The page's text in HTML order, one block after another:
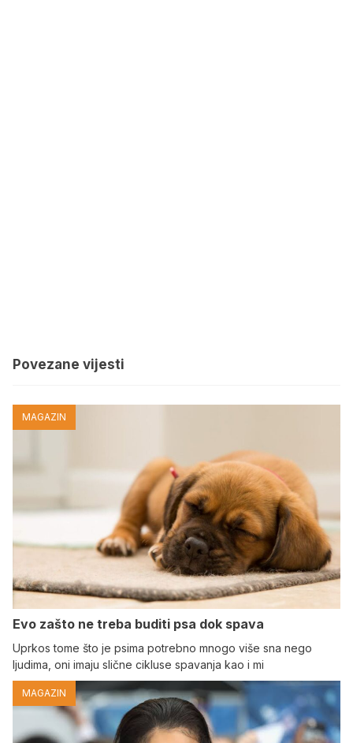
Povezane vijesti
MAGAZIN
Evo zašto ne treba buditi psa dok spava
Uprkos tome što je psima potrebno mnogo više sna nego
ljudima, oni imaju slične cikluse spavanja kao i mi
MAGAZIN